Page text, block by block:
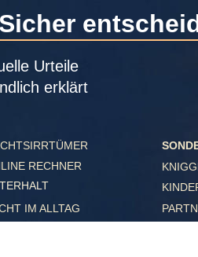
Urteile
erklärt
RECHNER
IM ALLTAG
KNIGGE
KINDER/